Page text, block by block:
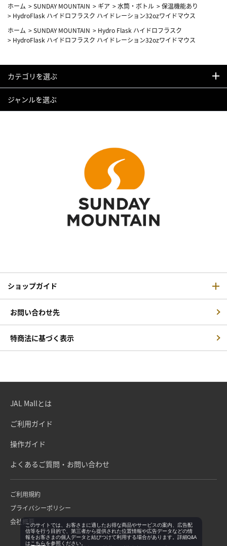
ホーム >SUNDAY MOUNTAIN > ギア >水筒・ボトル >保温機能あり
> HydroFlask ハイドロフラスク ハイドレーション32ozワイドマウス
ホーム >SUNDAY MOUNTAIN > Hydro Flask ハイドロフラスク
> HydroFlask ハイドロフラスク ハイドレーション32ozワイドマウス
カテゴリを選ぶ
ジャンルを選ぶ
ショップガイド
お問い合わせ先
特商法に基づく表示
JAL Mallとは
ご利用ガイド
操作ガイド
よくあるご質問・お問い合わせ
ご利用規約
プライバシーポリシー
会社概要このサイトでは、お客さまに適したお得な商品やサービスの案内、広告配
信等を行う目的で、第三者から提供された位置情報や広告データなどの情
報をお客さまの個人データと結びつけて利用する場合があります。詳細Q&A
は こちらを参照ください。